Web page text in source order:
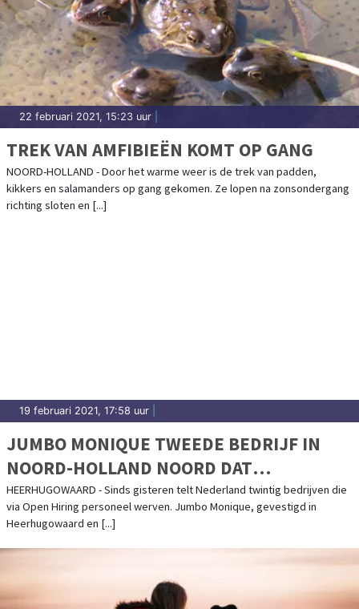
22 februari 2021, 15:23 uur
TREK VAN AMFIBIEËN KOMT OP GANG
NOORD-HOLLAND - Door het warme weer is de trek van padden,
kikkers en salamanders op gang gekomen. Ze lopen na zonsondergang
richting sloten en [...]
19 februari 2021, 17:58 uur
JUMBO MONIQUE TWEEDE BEDRIJF IN
NOORD-HOLLAND NOORD DAT
PERSONEEL GAAT WERVEN VIA 'EEN BAAN
ZONDER SOLLICITATIEGESPREK'
HEERHUGOWAARD - Sinds gisteren telt Nederland twintig bedrijven die
via Open Hiring personeel werven. Jumbo Monique, gevestigd in
Heerhugowaard en [...]